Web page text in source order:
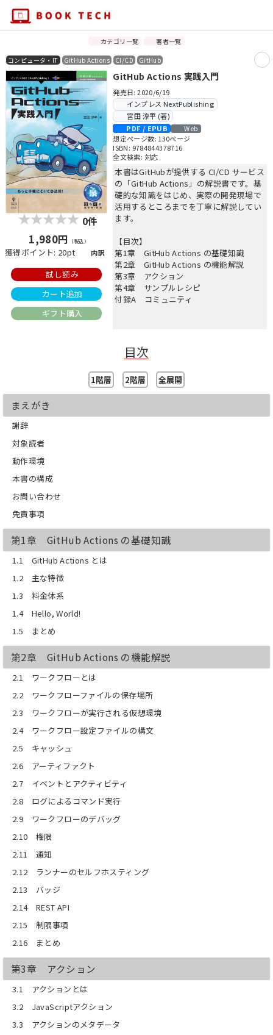
カテゴリ一覧 著者一覧
コンピュータ・IT GitHub Actions CI/CD GitHub
0件
1,980円 （税込）
獲得ポイント: 20pt 内訳
試し読み
カート追加
ギフト購入
GitHub Actions 実践入門
発売日: 2020/6/19
インプレス NextPublishing
宮田 淳平 (著)
PDF / EPUB
Web
想定ページ数: 130ページ
ISBN: 9784844378716
全文検索: 対応
本書はGitHubが提供する CI/CD サービス
の「GitHub Actions」の解説書です。基
礎的な知識をはじめ、実際の開発現場で
活用するところまでを丁寧に解説してい
ます。
【目次】
第1章 GitHub Actions の基礎知識
第2章 GitHub Actions の機能解説
第3章 アクション
第4章 サンプルレシピ
付録A コミュニティ
目次
1階層 2階層 全展開
まえがき
謝辞
対象読者
動作環境
本書の構成
お問い合わせ
免責事項
第1章 GitHub Actions の基礎知識
1.1 GitHub Actions とは
1.2 主な特徴
1.3 料金体系
1.4 Hello, World!
1.5 まとめ
第2章 GitHub Actions の機能解説
2.1 ワークフローとは
2.2 ワークフローファイルの保存場所
2.3 ワークフローが実行される仮想環境
2.4 ワークフロー設定ファイルの構文
2.5 キャッシュ
2.6 アーティファクト
2.7 イベントとアクティビティ
2.8 ログによるコマンド実行
2.9 ワークフローのデバッグ
2.10 権限
2.11 通知
2.12 ランナーのセルフホスティング
2.13 バッジ
2.14 REST API
2.15 制限事項
2.16 まとめ
第3章 アクション
3.1 アクションとは
3.2 JavaScriptアクション
3.3 アクションのメタデータ